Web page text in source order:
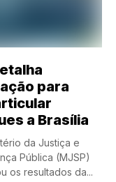
para
a Brasília
da Justiça e
Pública (MJSP)
os resultados da...